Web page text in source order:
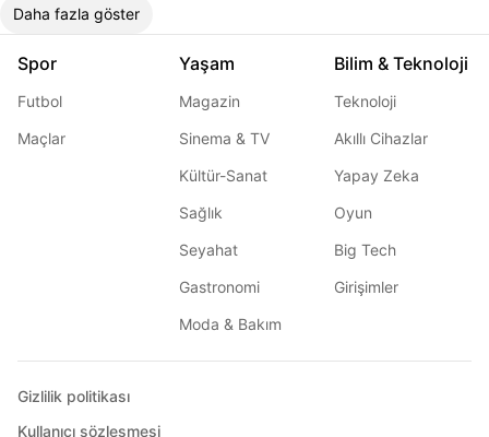
Daha fazla göster
Spor
Futbol
Maçlar
Yaşam
Magazin
Sinema & TV
Kültür-Sanat
Sağlık
Seyahat
Gastronomi
Moda & Bakım
Bilim & Teknoloji
Teknoloji
Akıllı Cihazlar
Yapay Zeka
Oyun
Big Tech
Girişimler
Gizlilik politikası
Kullanıcı sözleşmesi